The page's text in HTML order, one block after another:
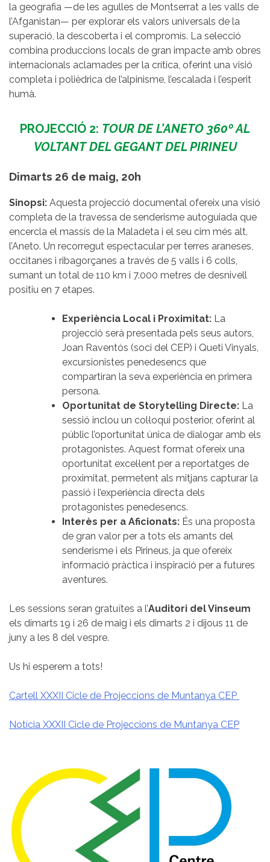
la geografia —de les agulles de Montserrat a les valls de
l’Afganistan— per explorar els valors universals de la
superació, la descoberta i el compromís. La selecció
combina produccions locals de gran impacte amb obres
internacionals aclamades per la crítica, oferint una visió
completa i polièdrica de l’alpinisme, l’escalada i l’esperit
humà.
PROJECCIÓ 2: TOUR DE L’ANETO 360º AL
VOLTANT DEL GEGANT DEL PIRINEU
Dimarts 26 de maig, 20h
Sinopsi: Aquesta projecció documental ofereix una visió
completa de la travessa de senderisme autoguiada que
encercla el massís de la Maladeta i el seu cim més alt,
l’Aneto. Un recorregut espectacular per terres araneses,
occitanes i ribagorçanes a través de 5 valls i 6 colls,
sumant un total de 110 km i 7.000 metres de desnivell
positiu en 7 etapes.
Experiència Local i Proximitat: La
projecció serà presentada pels seus autors,
Joan Raventós (soci del CEP) i Queti Vinyals,
excursionistes penedesencs que
compartiran la seva experiència en primera
persona.
Oportunitat de Storytelling Directe: La
sessió inclou un col·loqui posterior, oferint al
públic l’oportunitat única de dialogar amb els
protagonistes. Aquest format ofereix una
oportunitat excel·lent per a reportatges de
proximitat, permetent als mitjans capturar la
passió i l’experiència directa dels
protagonistes penedesencs.
Interès per a Aficionats: És una proposta
de gran valor per a tots els amants del
senderisme i els Pirineus, ja que ofereix
informació pràctica i inspiració per a futures
aventures.
Les sessions seran gratuïtes a l’Auditori del Vinseum
els dimarts 19 i 26 de maig i els dimarts 2 i dijous 11 de
juny a les 8 del vespre.
Us hi esperem a tots!
Cartell XXXII Cicle de Projeccions de Muntanya CEP
Notícia XXXII Cicle de Projeccions de Muntanya CEP